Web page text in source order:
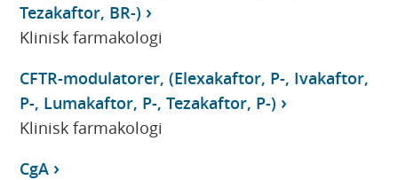
Tezakaftor, BR-)
Klinisk farmakologi
CFTR-modulatorer, (Elexakaftor, P-, Ivakaftor,
P-, Lumakaftor, P-, Tezakaftor, P-)
Klinisk farmakologi
CgA